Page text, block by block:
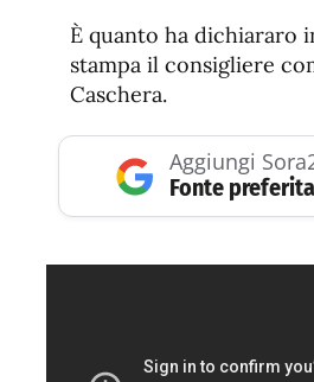
È quanto ha dichiararo
stampa il consigliere
Caschera.
Aggiungi
Fonte